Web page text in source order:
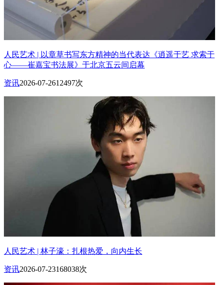
人民艺术 | 以章草书写东方精神的当代表达《逍遥于艺 求索于
心——崔嘉宝书法展》于北京五云间启幕
资讯2026-07-2612497次
人民艺术 | 林子濠：扎根热爱，向内生长
资讯2026-07-23168038次